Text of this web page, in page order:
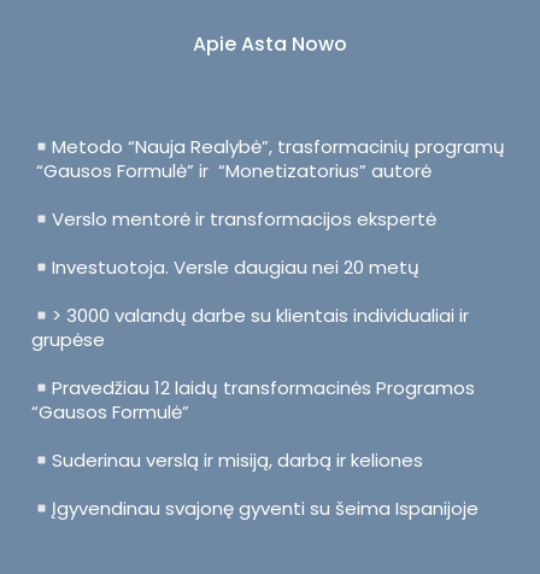
Apie Asta Nowo
Metodo “Nauja Realybė”, trasformacinių programų
“Gausos Formulė” ir “Monetizatorius” autorė
Verslo mentorė ir transformacijos ekspertė
Investuotoja. Versle daugiau nei 20 metų
> 3000 valandų darbe su klientais individualiai ir
grupėse
Pravedžiau 12 laidų transformacinės Programos
“Gausos Formulė”
Suderinau verslą ir misiją, darbą ir keliones
Įgyvendinau svajonę gyventi su šeima Ispanijoje